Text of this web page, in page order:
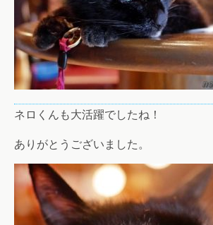
ネロくんも大活躍でしたね！
ありがとうございました。